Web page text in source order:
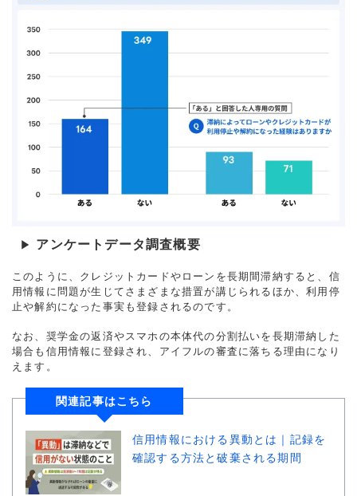
▶ アンケートデータ調査概要
このように、クレジットカードやローンを長期間滞納すると、信
用情報に問題が生じてさまざまな措置が講じられるほか、利用停
止や解約になった事実も登録されるのです。
なお、奨学金の返済やスマホの本体代の分割払いを長期滞納した
場合も信用情報に登録され、アイフルの審査に落ちる理由になり
えます。
関連記事はこちら
信用情報における異動とは｜記録を
確認する方法と破棄される期間